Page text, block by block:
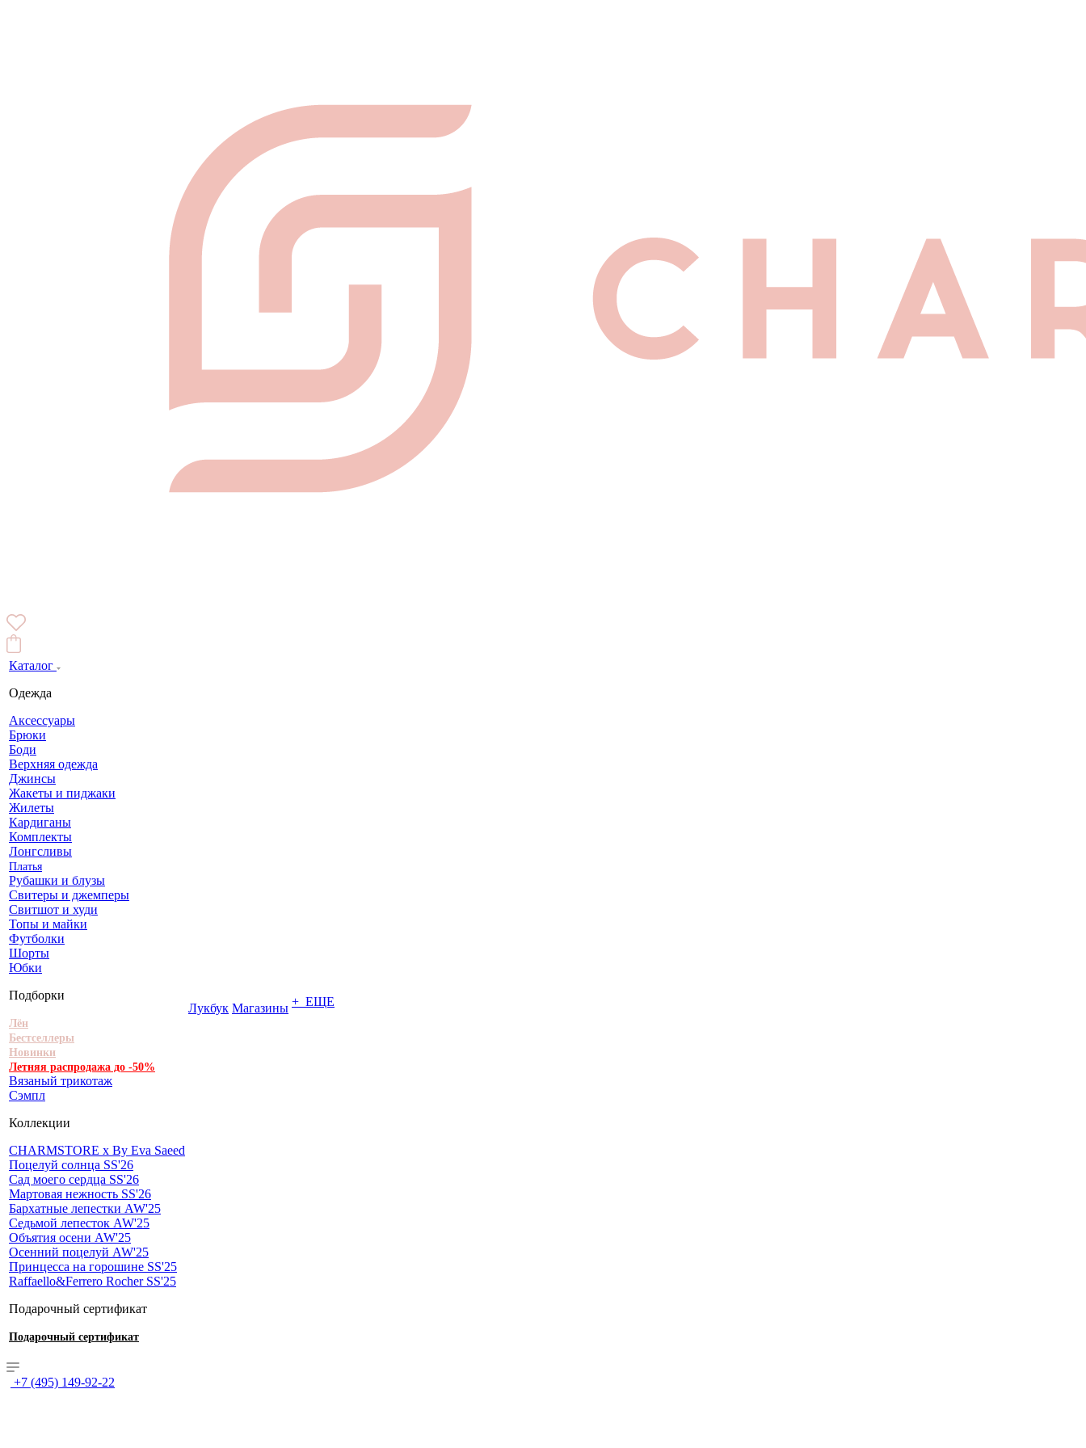
Каталог
Одежда
Аксессуары
Брюки
Боди
Верхняя одежда
Джинсы
Жакеты и пиджаки
Жилеты
Кардиганы
Комплекты
Лонгсливы
Платья
Рубашки и блузы
Свитеры и джемперы
Свитшот и худи
Топы и майки
Футболки
Шорты
Юбки
Подборки
Лён
Бестселлеры
Новинки
Летняя распродажа до -50%
Вязаный трикотаж
Сэмпл
Коллекции
CHARMSTORE х By Eva Saeed
Поцелуй солнца SS'26
Сад моего сердца SS'26
Мартовая нежность SS'26
Бархатные лепестки AW'25
Седьмой лепесток AW'25
Объятия осени AW'25
Осенний поцелуй AW'25
Принцесса на горошине SS'25
Raffaello&Ferrero Rocher SS'25
Подарочный сертификат
Подарочный сертификат
Лукбук Магазины + ЕЩЕ
+7 (495) 149-92-22